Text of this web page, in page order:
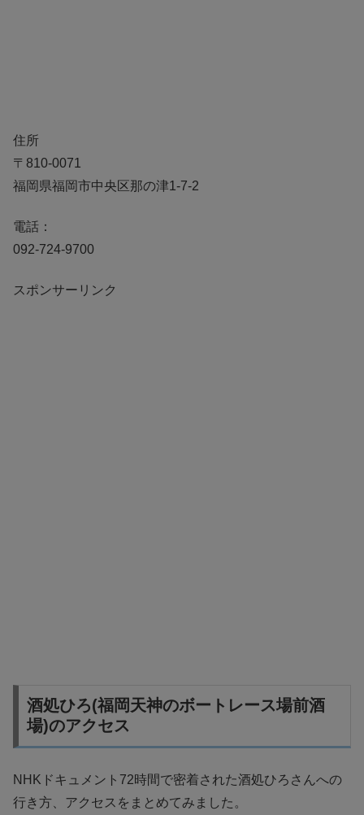
住所
〒810-0071
福岡県福岡市中央区那の津1-7-2
電話：
092-724-9700
スポンサーリンク
酒処ひろ(福岡天神のボートレース場前酒
場)のアクセス
NHKドキュメント72時間で密着された酒処ひろさんへの
行き方、アクセスをまとめてみました。